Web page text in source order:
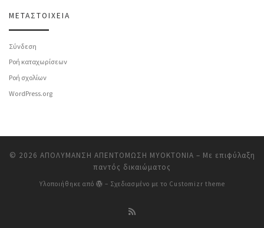
ΜΕΤΑΣΤΟΙΧΕΊΑ
Σύνδεση
Ροή καταχωρίσεων
Ροή σχολίων
WordPress.org
© 2026 ΑΠΟΛΥΜΑΝΣΗ ΑΠΕΝΤΟΜΩΣΗ ΜΥΟΚΤΟΝΙΑ – Με επιφύλαξη
παντός δικαιώματος
Υλοποιήθηκε από – Σχεδιασμένο με το Customizr theme